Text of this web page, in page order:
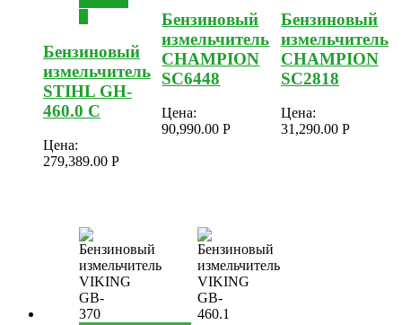
Бензиновый
измельчитель
STIHL GH-
460.0 C
Цена:
279,389.00 Р
Бензиновый
измельчитель
CHAMPION
SC6448
Цена:
90,990.00Р
Бензиновый
измельчитель
CHAMPION
SC2818
Цена:
31,290.00 Р